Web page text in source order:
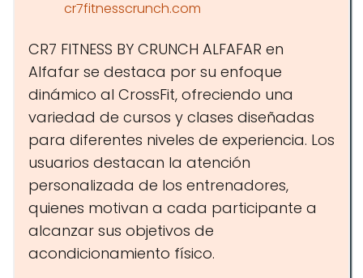
cr7fitnesscrunch.com
CR7 FITNESS BY CRUNCH ALFAFAR en
Alfafar se destaca por su enfoque
dinámico al CrossFit, ofreciendo una
variedad de cursos y clases diseñadas
para diferentes niveles de experiencia. Los
usuarios destacan la atención
personalizada de los entrenadores,
quienes motivan a cada participante a
alcanzar sus objetivos de
acondicionamiento físico.